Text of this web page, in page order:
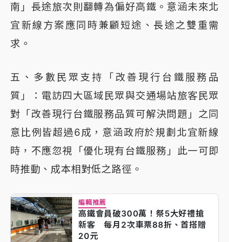
南」長途旅次則翻轉為偏好高鐵。意涵未來北
宜新線方案應同時兼顧短途、長途之雙重需
求。
五、多數民眾支持「改善現行台鐵服務品
質」：電訪四大區域民眾與交通場站旅客民眾
對「改善現行台鐵服務品質可解決問題」之同
意比例皆超過6成，意涵政府於規劃北宜新線
時，不應忽視「優化現有台鐵服務」此一可即
時推動、成本相對低之路徑。
編輯推薦
高鐵會員破300萬！祭5大好禮搶
新客 每月2次車票88折、首搭贈
20元